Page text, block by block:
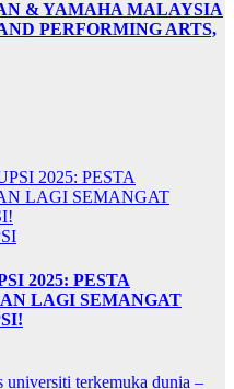
& YAMAHA MALAYSIA
PERFORMING ARTS,
2025: PESTA
LAGI SEMANGAT